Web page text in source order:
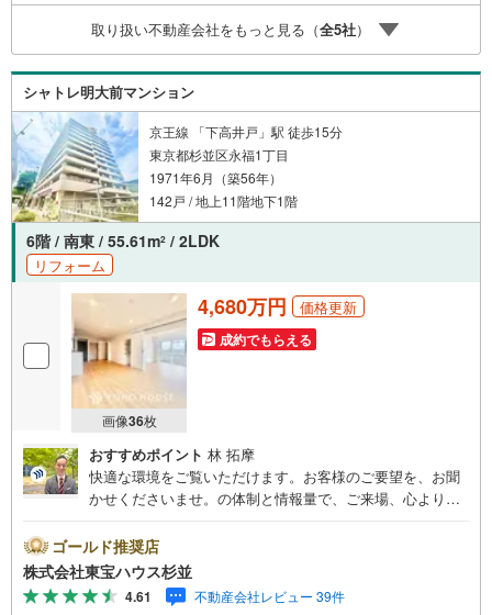
スライトは出金と譲渡はできません。ご案内・詳細な資料
のご請求はお気軽にどうぞ♪お電話でのお問い合わせも常
時受け付けております！お気軽にお問い合わせください。
取り扱い不動産会社をもっと見る（全5社）
シャトレ明大前マンション
京王線 「下高井戸」駅 徒歩15分
東京都杉並区永福1丁目
1971年6月（築56年）
142戸 / 地上11階地下1階
6階 / 南東 / 55.61m2 / 2LDK
リフォーム
画像36枚
4,680万円 価格更新
成約でもらえる
おすすめポイント 林 拓摩
快適な環境をご覧いただけます。お客様のご要望を、お聞
かせくださいませ。の体制と情報量で、ご来場、心よりお
「未来カレンダー」のご提案。・ 未来に起こるであろうご
自宅リフォームをオンライン上でご提案「ミラカレクラ
ブ」。・ 不動産売却時、ご自宅を綺麗にかつ瀟洒にさせる
CG加工ホームステイジングサービス。・ 購入者様へ、税
ゴールド推奨店
株式会社東宝ハウス杉並
4.61 不動産会社レビュー 39件